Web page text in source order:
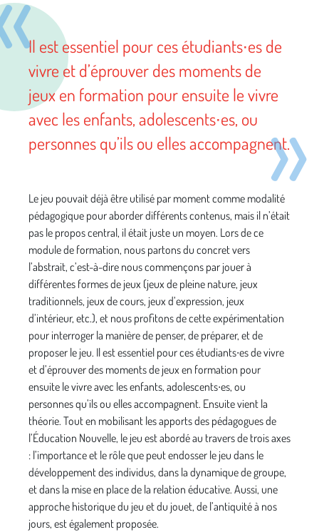
Il est essentiel pour ces étudiants∙es de
vivre et d’éprouver des moments de
jeux en formation pour ensuite le vivre
avec les enfants, adolescents∙es, ou
personnes qu’ils ou elles accompagnent.
Le jeu pouvait déjà être utilisé par moment comme modalité
pédagogique pour aborder différents contenus, mais il n’était
pas le propos central, il était juste un moyen. Lors de ce
module de formation, nous partons du concret vers
l’abstrait, c’est-à-dire nous commençons par jouer à
différentes formes de jeux (jeux de pleine nature, jeux
traditionnels, jeux de cours, jeux d’expression, jeux
d’intérieur, etc.), et nous profitons de cette expérimentation
pour interroger la manière de penser, de préparer, et de
proposer le jeu. Il est essentiel pour ces étudiants∙es de vivre
et d’éprouver des moments de jeux en formation pour
ensuite le vivre avec les enfants, adolescents∙es, ou
personnes qu’ils ou elles accompagnent. Ensuite vient la
théorie. Tout en mobilisant les apports des pédagogues de
l’Éducation Nouvelle, le jeu est abordé au travers de trois axes
: l’importance et le rôle que peut endosser le jeu dans le
développement des individus, dans la dynamique de groupe,
et dans la mise en place de la relation éducative. Aussi, une
approche historique du jeu et du jouet, de l’antiquité à nos
jours, est également proposée.